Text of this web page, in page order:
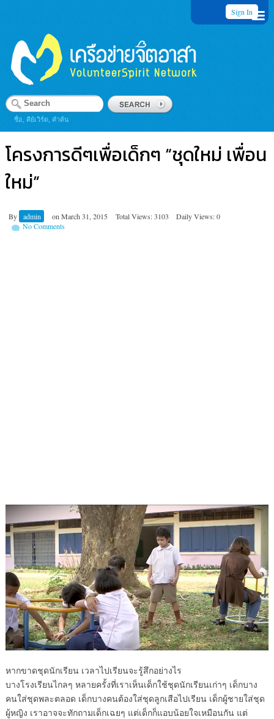
Sign In
ชื่อ, คีย์เวิร์ด, คำค้น
โครงการดีๆเพื่อเด็กๆ “ชุดใหม่ เพื่อน
ใหม่”
By admin on March 31, 2015 Total Views: 3103
Daily Views: 0
No Comments
หากขาดชุดนักเรียน เวลาไปเรียนจะรู้สึกอย่างไร
บางโรงเรียนไกลๆ หลายครั้งที่เราเห็นเด็กใช้ชุดนักเรียนเก่าๆ เด็กบาง
คนใส่ชุดพละตลอด เด็กบางคนต้องใส่ชุดลูกเสือไปเรียน เด็กผู้ชายใส่ชุด
ผู้หญิง เราอาจจะทักถามเด็กเฉยๆ แต่เด็กก็แอบน้อยใจเหมือนกัน แต่